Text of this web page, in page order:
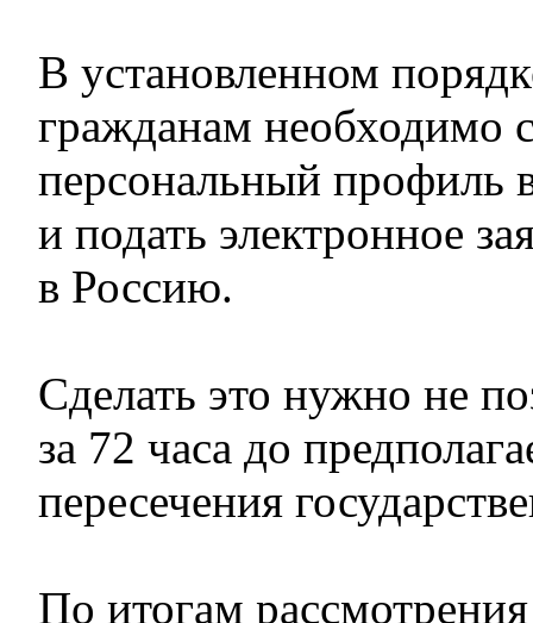
В установленном
гражданам необходимо
персональный профиль
и подать электронное
в Россию.
Сделать это нужно не
за 72 часа до
пересечения
По итогам рассмотрения